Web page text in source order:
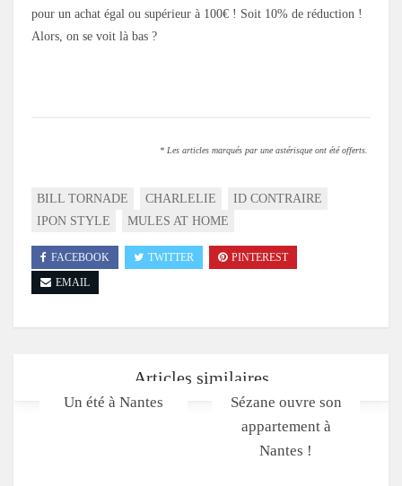
pour un achat égal ou supérieur à 100€ ! Soit 10% de réduction !
Alors, on se voit là bas ?
* Les articles marqués par une astérisque ont été offerts.
BILL TORNADE CHARLELIE
ID CONTRAIRE
IPON STYLE
MULES AT HOME
FACEBOOK TWITTER
PINTEREST
EMAIL
Articles similaires
Un été à Nantes
Sézane ouvre son
appartement à
Nantes !